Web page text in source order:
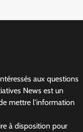
aux questions
News est un
mettre l'information
à disposition pour